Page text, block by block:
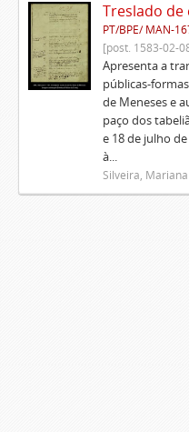
PT/BPE/ MAN-
[post. 1583-02-
Apresenta a
públicas-
de Meneses e
paço dos
e 18 de julho
à...
Silveira,